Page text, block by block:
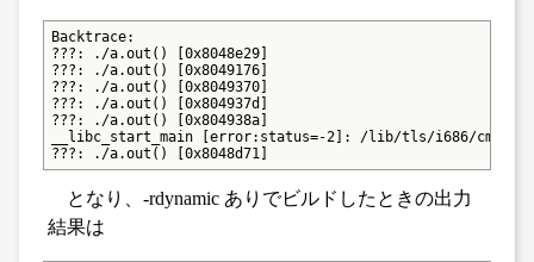
Backtrace:
???: ./a.out() [0x8048e29]
???: ./a.out() [0x8049176]
???: ./a.out() [0x8049370]
???: ./a.out() [0x804937d]
???: ./a.out() [0x804938a]
__libc_start_main [error:status=-2]: /lib/tls/i686/cmov/
???: ./a.out() [0x8048d71]
となり、-rdynamic ありでビルドしたときの出力
結果は